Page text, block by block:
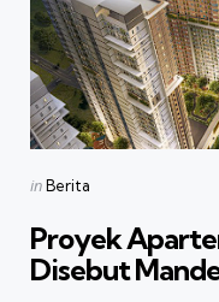
Categories
Posted
inBerita
Proyek
Disebut